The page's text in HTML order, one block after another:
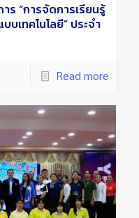
ร “การจัดการเรียนรู้
เทคโนโลยี” ประจำ
Read more